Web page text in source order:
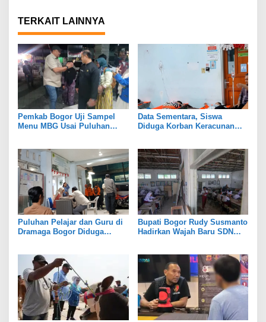
TERKAIT LAINNYA
Pemkab Bogor Uji Sampel
Menu MBG Usai Puluhan
Data Sementara, Siswa
Diduga Korban Keracunan
Puluhan Pelajar dan Guru di
Dramaga Bogor Diduga
Bupati Bogor Rudy Susmanto
Hadirkan Wajah Baru SDN
Pembangunan